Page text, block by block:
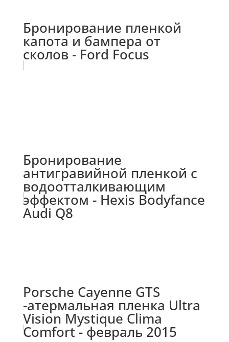
Бронирование пленкой
капота и бампера от
сколов - Ford Focus
Бронирование
антигравийной пленкой с
водоотталкивающим
эффектом - Hexis Bodyfance
Audi Q8
Porsche Cayenne GTS
-атермальная пленка Ultra
Vision Mystique Clima
Comfort - февраль 2015